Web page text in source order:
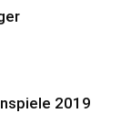
2019